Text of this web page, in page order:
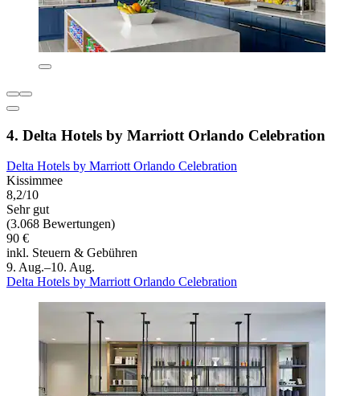
4. Delta Hotels by Marriott Orlando Celebration
Delta Hotels by Marriott Orlando Celebration
Kissimmee
8,2/10
Sehr gut
(3.068 Bewertungen)
90 €
inkl. Steuern & Gebühren
9. Aug.–10. Aug.
Delta Hotels by Marriott Orlando Celebration